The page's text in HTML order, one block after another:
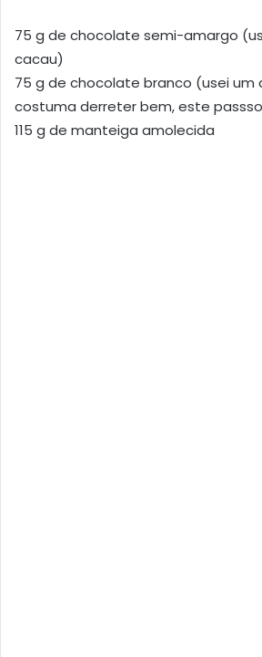
75 g de chocolate semi-amargo
cacau)
75 g de chocolate branco (usei um
costuma derreter bem, este
115 g de manteiga amolecida